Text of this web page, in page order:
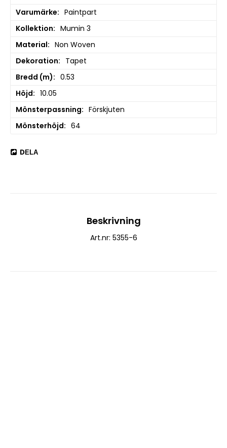
Varumärke
Paintpart
Kollektion
Mumin 3
Material
Non Woven
Dekoration
Tapet
Bredd (m)
0.53
Höjd
10.05
Mönsterpassning
Förskjuten
Mönsterhöjd
64
DELA
Beskrivning
Art.nr: 5355-6